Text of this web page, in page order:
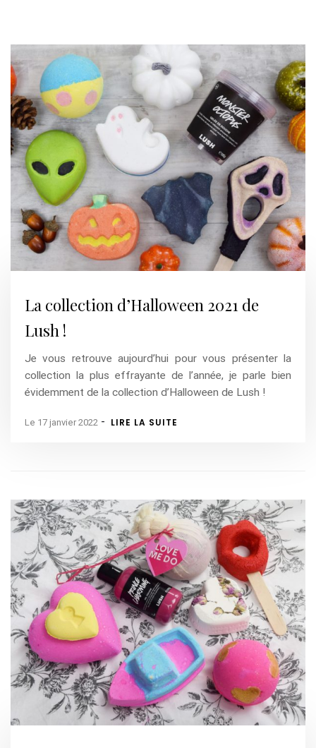
La collection d’Halloween 2021 de
Lush !
Je vous retrouve aujourd’hui pour vous présenter la
collection la plus effrayante de l’année, je parle bien
évidemment de la collection d’Halloween de Lush !
Le 17 janvier 2022 - LIRE LA SUITE